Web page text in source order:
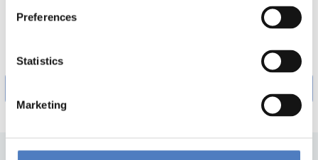
Preferences
Statistics
Marketing
Impact_Innovation_12_2023-1 (pdf, 8.06 MB)